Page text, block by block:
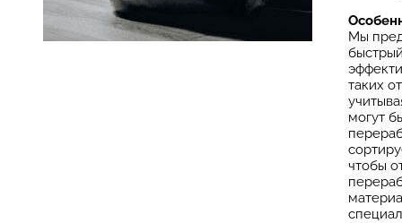
Мы
таких
могут
чтобы